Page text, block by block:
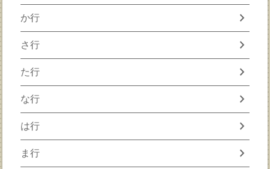
か行 chevron_right
さ行 chevron_right
た行 chevron_right
な行 chevron_right
は行 chevron_right
ま行 chevron_right